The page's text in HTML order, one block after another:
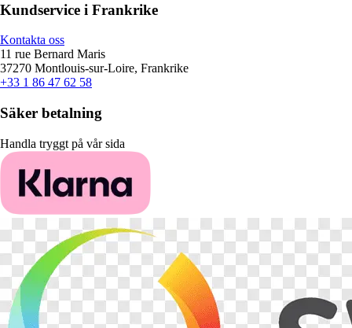
Kundservice i Frankrike
Kontakta oss
11 rue Bernard Maris
37270 Montlouis-sur-Loire, Frankrike
+33 1 86 47 62 58
Säker betalning
Handla tryggt på vår sida